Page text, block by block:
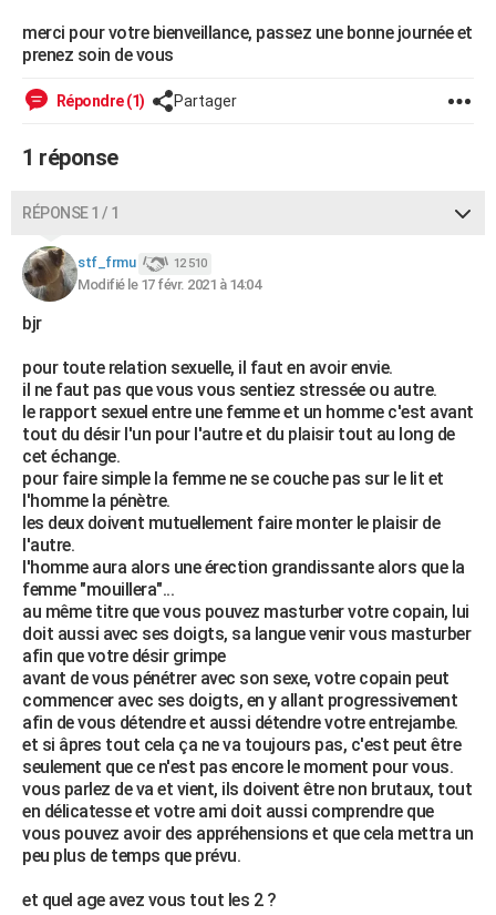
CARTE DE VOEUX
Carte de Noël
Carte Bonne année
Carte Saint-Valentin
Carte Pâques
Carte d'anniversaire
DICTIONNAIRE
PROGRAMME TV
FORUM
Bricolage
Lifestyle
Culture
Sport
Auto
Television
Voyage
Cinema
merci pour votre bienveillance, passez une bonne journée et
prenez soin de vous
Répondre (1) Partager
1 réponse
RÉPONSE 1 / 1
stf_frmu 12 510
Modifié le 17 févr. 2021 à 14:04
bjr
pour toute relation sexuelle, il faut en avoir envie.
il ne faut pas que vous vous sentiez stressée ou autre.
le rapport sexuel entre une femme et un homme c'est avant
tout du désir l'un pour l'autre et du plaisir tout au long de
cet échange.
pour faire simple la femme ne se couche pas sur le lit et
l'homme la pénètre.
les deux doivent mutuellement faire monter le plaisir de
l'autre.
l'homme aura alors une érection grandissante alors que la
femme "mouillera"...
au même titre que vous pouvez masturber votre copain, lui
doit aussi avec ses doigts, sa langue venir vous masturber
afin que votre désir grimpe
avant de vous pénétrer avec son sexe, votre copain peut
commencer avec ses doigts, en y allant progressivement
afin de vous détendre et aussi détendre votre entrejambe.
et si âpres tout cela ça ne va toujours pas, c'est peut être
seulement que ce n'est pas encore le moment pour vous.
vous parlez de va et vient, ils doivent être non brutaux, tout
en délicatesse et votre ami doit aussi comprendre que
vous pouvez avoir des appréhensions et que cela mettra un
peu plus de temps que prévu.
et quel age avez vous tout les 2 ?